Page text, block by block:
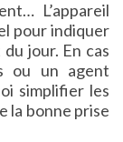
L’appareil
pour indiquer
jour. En cas
ou un agent
simplifier les
la bonne prise